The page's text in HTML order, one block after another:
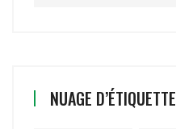
NUAGE D’ÉTIQUETTE